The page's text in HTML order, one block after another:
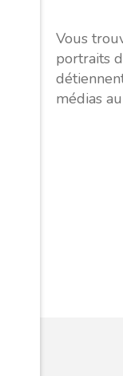
Vous
portraits
médias